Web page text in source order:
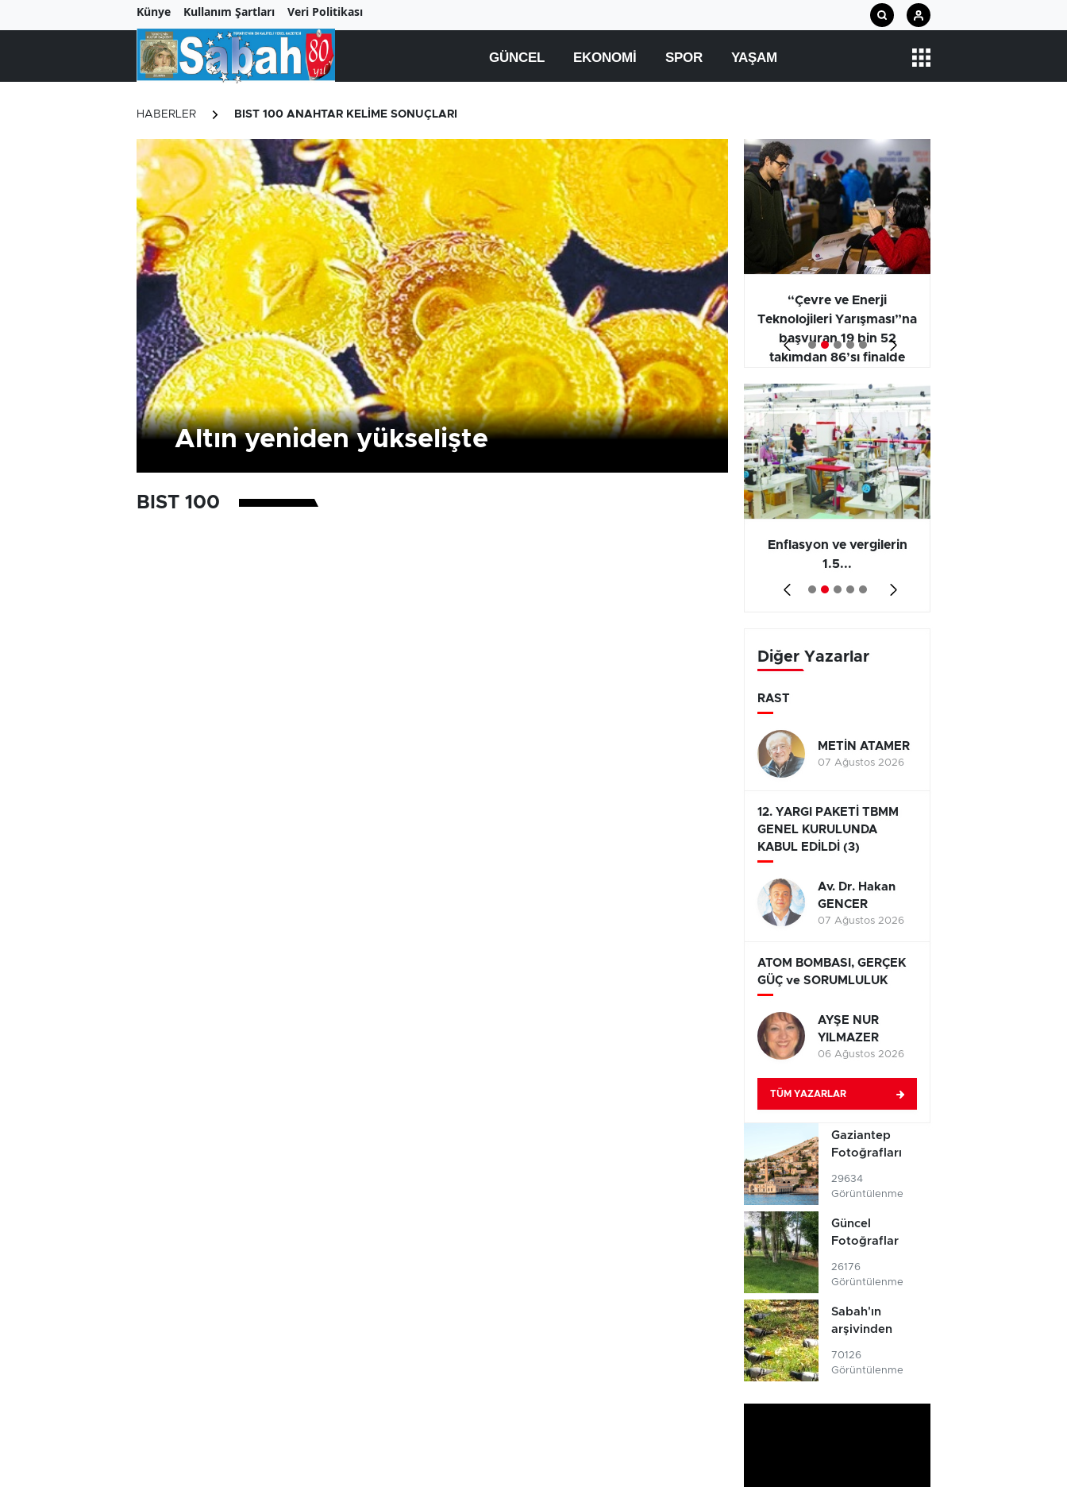
Künye Kullanım Şartları Veri Politikası
GÜNCEL EKONOMI SPOR YAŞAM
HABERLER BIST 100 ANAHTAR KELİME SONUÇLARI
Altın yeniden yükselişte
BIST 100
Beyaz ete büyük zam
geliyor
Yüksek elektrik faturaları
çiftçiyi üretimden
uzaklaştırıyor
“Çevre ve Enerji
Teknolojileri Yarışması”na
başvuran 19 bin 52
takımdan 86’sı finalde
Enflasyon ve vergilerin
1.5...
Diğer Yazarlar
RAST
METİN ATAMER
07 Ağustos 2026
12. YARGI PAKETİ TBMM
GENEL KURULUNDA
KABUL EDİLDİ (3)
Av. Dr. Hakan
GENCER
07 Ağustos 2026
ATOM BOMBASI, GERÇEK
GÜÇ ve SORUMLULUK
AYŞE NUR
YILMAZER
06 Ağustos 2026
TÜM YAZARLAR
Gaziantep
Fotoğrafları
29634
Görüntülenme
Güncel
Fotoğraflar
26176
Görüntülenme
Sabah'ın
arşivinden
70126
Görüntülenme